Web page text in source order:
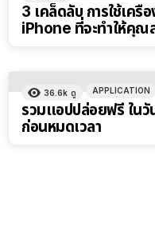
3 เคล็ดลับ การใช้เค
iPhone ที่จะทำให้คุณ
36.6k ดู APPLICATION
รวมแอปปล่อยฟรี ใน
ก่อนหมดเวลา